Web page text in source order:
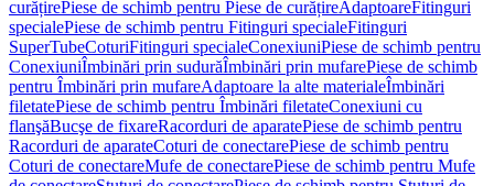
curățirePiese de schimb pentru Piese de curățireAdaptoareFitinguri
specialePiese de schimb pentru Fitinguri specialeFitinguri
SuperTubeCoturiFitinguri specialeConexiuniPiese de schimb pentru
ConexiuniÎmbinări prin sudurăÎmbinări prin mufarePiese de schimb
pentru Îmbinări prin mufareAdaptoare la alte materialeÎmbinări
filetatePiese de schimb pentru Îmbinări filetateConexiuni cu
flanşăBucşe de fixareRacorduri de aparatePiese de schimb pentru
Racorduri de aparateCoturi de conectarePiese de schimb pentru
Coturi de conectareMufe de conectarePiese de schimb pentru Mufe